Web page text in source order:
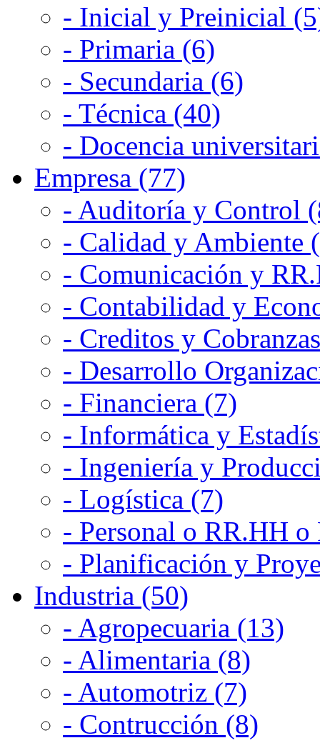
- Inicial y Preinicial
- Primaria (6)
- Secundaria (6)
- Técnica (40)
- Docencia
Empresa (77)
- Auditoría y Control
- Calidad y Ambiente
- Comunicación y
- Contabilidad y
- Creditos y
- Desarrollo
- Financiera (7)
- Informática y
- Ingeniería y
- Logística (7)
- Personal o RR.HH
- Planificación y
Industria (50)
- Agropecuaria (13)
- Alimentaria (8)
- Automotriz (7)
- Contrucción (8)